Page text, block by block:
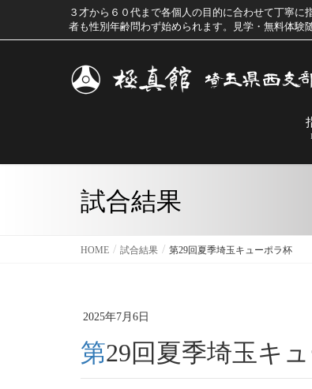
３才から６０代まで各個人の目的に合わせて丁寧
者も性別年齢問わず始められます。見学・無料体験
試合結果
HOME 試合結果 第29回夏季埼玉キューポラ杯
2025年7月6日
第29回夏季埼玉キ